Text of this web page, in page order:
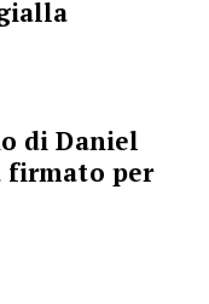
di Daniel
firmato per